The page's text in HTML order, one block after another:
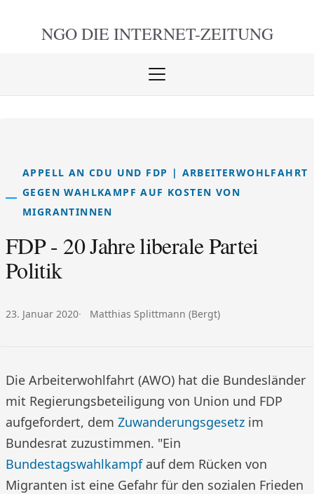
NGO DIE INTERNET-ZEITUNG
Menü
APPELL AN CDU UND FDP | ARBEITERWOHLFAHRT
GEGEN WAHLKAMPF AUF KOSTEN VON
MIGRANTINNEN
FDP - 20 Jahre liberale Partei
Politik
Veröffentlicht am:
23. Januar 2020 Autor:
Matthias Splittmann (Bergt)
Die Arbeiterwohlfahrt (AWO) hat die Bundesländer
mit Regierungsbeteiligung von Union und FDP
aufgefordert, dem Zuwanderungsgesetz im
Bundesrat zuzustimmen. "Ein
Bundestagswahlkampfauf dem Rücken von
Migranten ist eine Gefahr für den sozialen Frieden